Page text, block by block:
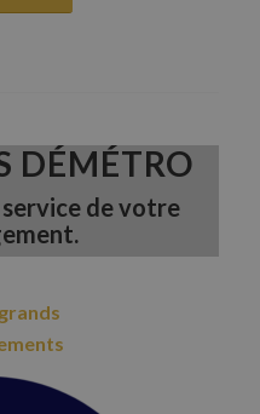
DÉMÉTRO
de votre